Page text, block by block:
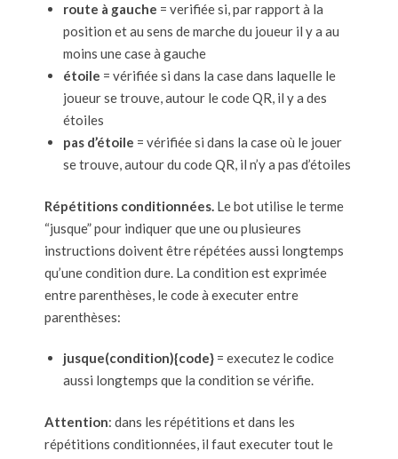
route à gauche = verifiée si, par rapport à la
position et au sens de marche du joueur il y a au
moins une case à gauche
étoile = vérifiée si dans la case dans laquelle le
joueur se trouve, autour le code QR, il y a des
étoiles
pas d’étoile = vérifiée si dans la case où le jouer
se trouve, autour du code QR, il n’y a pas d’étoiles
Répétitions conditionnées. Le bot utilise le terme
“jusque” pour indiquer que une ou plusieures
instructions doivent être répétées aussi longtemps
qu’une condition dure. La condition est exprimée
entre parenthèses, le code à executer entre
parenthèses:
jusque(condition){code} = executez le codice
aussi longtemps que la condition se vérifie.
Attention: dans les répétitions et dans les
répétitions conditionnées, il faut executer tout le